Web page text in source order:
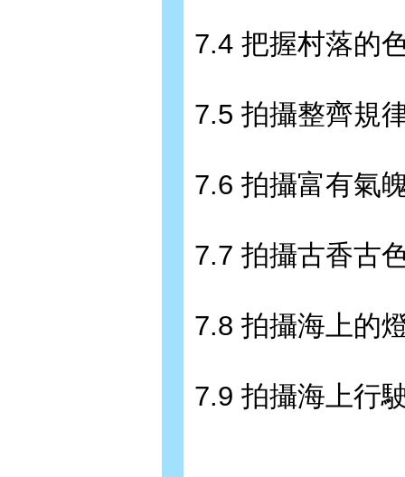
7.4 把握村落的
7.5 拍攝整齊規
7.6 拍攝富有氣
7.7 拍攝古香古
7.8 拍攝海上的
7.9 拍攝海上行